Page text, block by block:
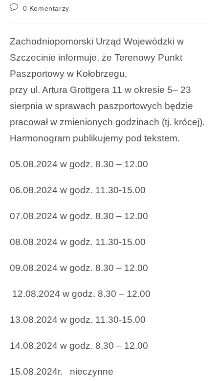
0 Komentarzy
Zachodniopomorski Urząd Wojewódzki w
Szczecinie informuje, że Terenowy Punkt
Paszportowy w Kołobrzegu,
przy ul. Artura Grottgera 11 w okresie 5– 23
sierpnia w sprawach paszportowych będzie
pracował w zmienionych godzinach (tj. krócej).
Harmonogram publikujemy pod tekstem.
05.08.2024 w godz. 8.30 – 12.00
06.08.2024 w godz. 11.30-15.00
07.08.2024 w godz. 8.30 – 12.00
08.08.2024 w godz. 11.30-15.00
09.08.2024 w godz. 8.30 – 12.00
12.08.2024 w godz. 8.30 – 12.00
13.08.2024 w godz. 11.30-15.00
14.08.2024 w godz. 8.30 – 12.00
15.08.2024r. nieczynne